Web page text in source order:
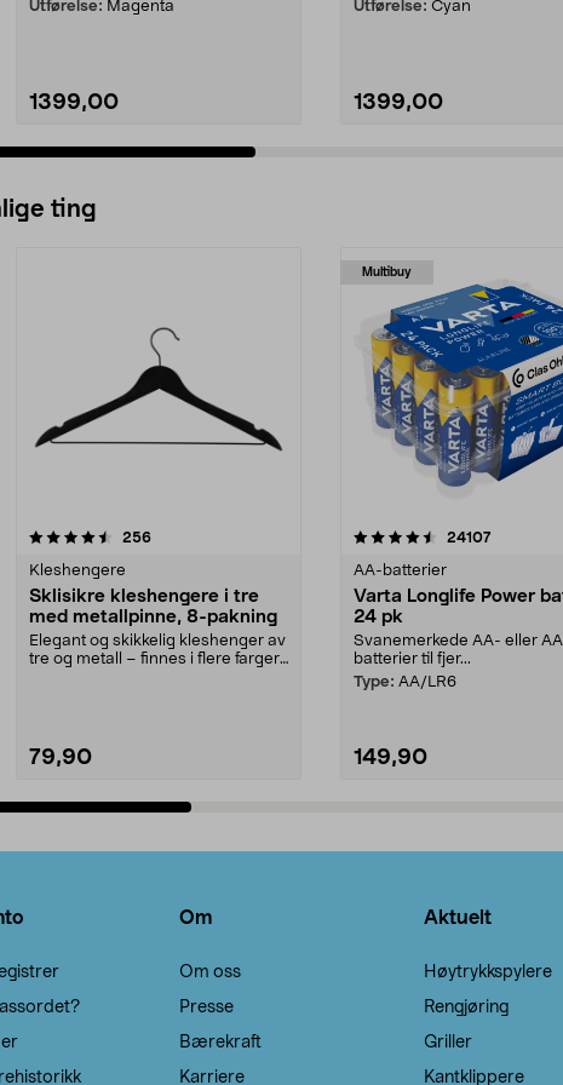
Utførelse: Magenta
1399,00
Utførelse: Cyan
1399,00
ting
256anmeldelser
Kleshengere
Sklisikre kleshengere i tre
med metallpinne, 8-pakning
Elegant og skikkelig kleshenger av
tre og metall – finnes i flere farger.
79,90
Multibuy
4.5av 5 stjerner 24107
AA-batterier
Varta Longlife Power
24 pk
Svanemerkede AA- eller
batterier til fjer...
Type: AA/LR6
149,90
4.5av 5 stjerner
Om
Om oss
Presse
Bærekraft
Karriere
Aktuelt
Høytrykkspylere
Rengjøring
Griller
Kantklippere